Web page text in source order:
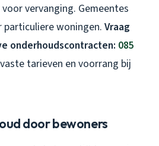
vervanging. Gemeentes
woningen.Vraag
onderhoudscontracten: 085
tarieven en voorrang bij
door bewoners